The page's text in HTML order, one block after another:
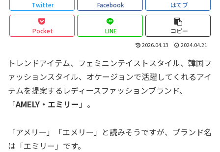
Twitter Facebook はてブ
Pocket LINE コピー
2026.04.13 2024.04.21
トレンドアイテム、フェミニンテイストスタイル、韓国フ
ァッションスタイル、オケージョンで活躍してくれるアイ
テムを提案するレディースファッションブランド、
「AMELY・エミリー 」。
「アメリー」「エメリー」と読みそうですが、ブランド名
は「エミリー」です。